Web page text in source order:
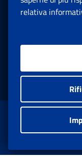
Sede
00144
Facebook:
relativa